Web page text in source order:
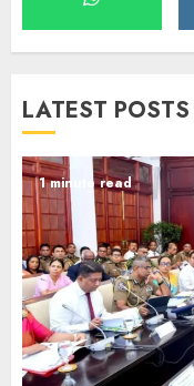
LATEST POSTS
1 minute read